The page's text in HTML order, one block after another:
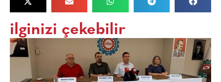
ilginizi çekebilir